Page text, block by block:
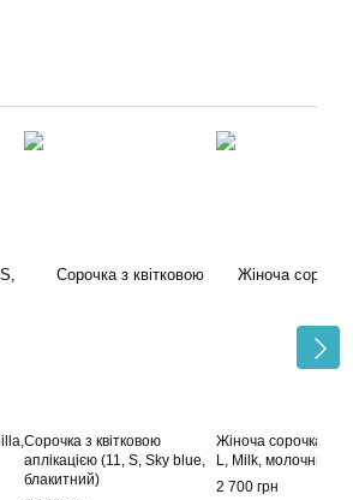
Сорочка з квітковою
аплікацією (11, S, Sky blue,
блакитний)
Жіноча сорочка
L, Milk, молочний)
2 700 грн